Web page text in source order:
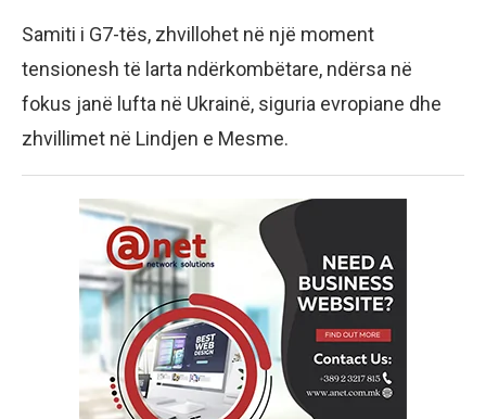
Samiti i G7-tës, zhvillohet në një moment
tensionesh të larta ndërkombëtare, ndërsa në
fokus janë lufta në Ukrainë, siguria evropiane dhe
zhvillimet në Lindjen e Mesme.